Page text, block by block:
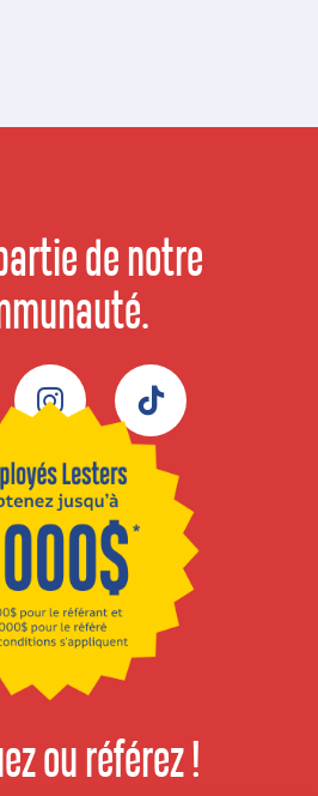
de notre
Instagram TikTok
ou référez !